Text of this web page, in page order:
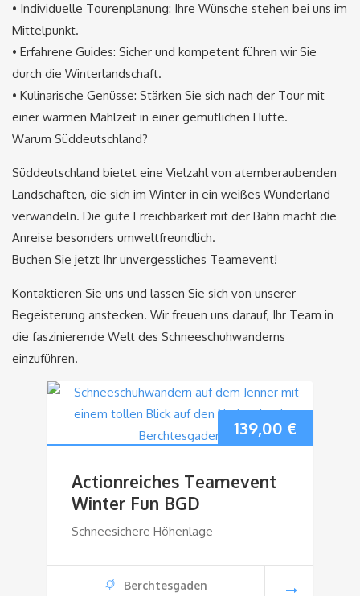
• Individuelle Tourenplanung: Ihre Wünsche stehen bei uns im
Mittelpunkt.
• Erfahrene Guides: Sicher und kompetent führen wir Sie
durch die Winterlandschaft.
• Kulinarische Genüsse: Stärken Sie sich nach der Tour mit
einer warmen Mahlzeit in einer gemütlichen Hütte.
Warum Süddeutschland?
Süddeutschland bietet eine Vielzahl von atemberaubenden
Landschaften, die sich im Winter in ein weißes Wunderland
verwandeln. Die gute Erreichbarkeit mit der Bahn macht die
Anreise besonders umweltfreundlich.
Buchen Sie jetzt Ihr unvergessliches Teamevent!
Kontaktieren Sie uns und lassen Sie sich von unserer
Begeisterung anstecken. Wir freuen uns darauf, Ihr Team in
die faszinierende Welt des Schneeschuhwanderns
einzuführen.
139,00 €
Actionreiches Teamevent
Winter Fun BGD
Schneesichere Höhenlage
Berchtesgaden